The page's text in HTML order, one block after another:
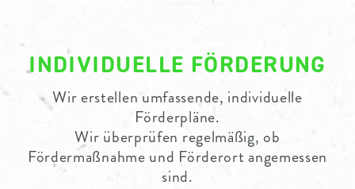
INDIVIDUELLE FÖRDERUNG
Wir erstellen umfassende, individuelle
Förderpläne.
Wir überprüfen regelmäßig, ob
Fördermaßnahme und Förderort angemessen
sind.